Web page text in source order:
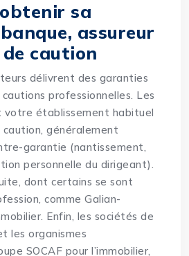
sa
assureur
caution
délivrent des garanties
professionnelles. Les
votre établissement habituel
généralement
garantie (nantissement,
personnelle du dirigeant).
dont certains se sont
comme Galian-
Enfin, les sociétés de
les organismes
SOCAF pour l’immobilier,